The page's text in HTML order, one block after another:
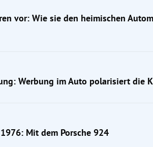
vor: Wie sie den heimischen
Werbung im Auto polarisiert die
Mit dem Porsche 924